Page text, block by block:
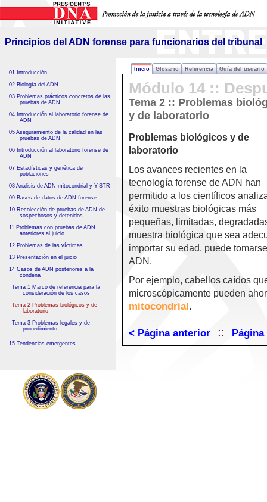
para funcionarios del tribunal
Principios del ADN forense para funcionarios del tribunal
Inicio Glosario Referencia Guía del usuario
01 Introducción
02 Biología del ADN
03 Problemas prácticos concretos de las
pruebas de ADN
04 Introducción al laboratorio forense de
ADN
05 Aseguramiento de la calidad en las
pruebas de ADN
06 Introducción al laboratorio forense de
ADN
07 Estadísticas y genética de
poblaciones
08 Análisis de ADN mitocondrial y Y-STR
09 Bases de datos de ADN forense
10 Recolección de pruebas de ADN de
sospechosos y detenidos
11 Problemas con pruebas de ADN
anteriores al juicio
12 Problemas de las víctimas
13 Presentación en el juicio
14 Casos de ADN posteriores a la
condena
Tema 1 Marco de referencia para la
consideración de los casos
Tema 2 Problemas biológicos y de
laboratorio
Tema 3 Problemas legales y de
procedimiento
15 Tendencias emergentes
Módulo 14 ::
Tema 2 :: Problemas
y de laboratorio
Problemas biológicos y de
laboratorio
Los avances recientes en la
tecnología forense de ADN han
permitido a los científicos
éxito muestras biológicas más
pequeñas, limitadas,
muestra biológica que sea
importar su edad, puede
ADN.
Por ejemplo, cabellos caídos
microscópicamente pueden
mitocondrial.
< Página anterior ::